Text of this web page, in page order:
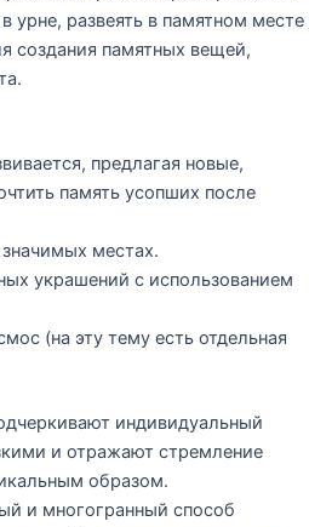
урне, развеять в памятном месте
создания памятных вещей,
предлагая новые,
память усопших после
местах.
украшений с использованием
(на эту тему есть отдельная
индивидуальный
и отражают стремление
образом.
и многогранный способ